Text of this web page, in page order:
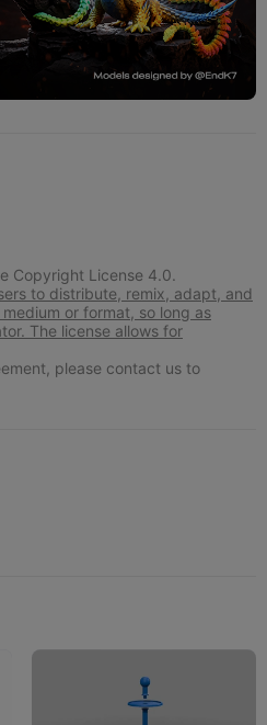
Copyright License 4.0.
to distribute, remix, adapt, and
or format, so long as
The license allows for
please contact us to